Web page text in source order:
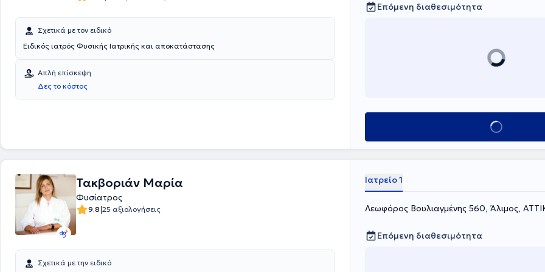
Σχετικά με τον ειδικό
Ειδικός ιατρός Φυσικής Ιατρικής και αποκατάστασης
Απλή επίσκεψη
Δες το κόστος
Επόμενη διαθεσιμότητα
Κλείσε ραντεβού
Τακβοριάν Μαρία
Φυσίατρος
9.8|25 αξιολογήσεις
Σχετικά με την ειδικό
Ιατρείο 1
Λεωφόρος Βουλιαγμένης 560, Άλιμος,
Επόμενη διαθεσιμότητα